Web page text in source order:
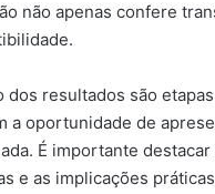
não apenas confere
dos resultados são
a oportunidade de
É importante
e as implicações